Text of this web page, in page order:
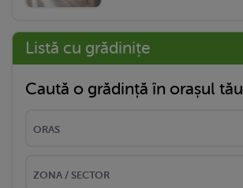
Listă cu grădinițe
Caută o grădință în orașul tău